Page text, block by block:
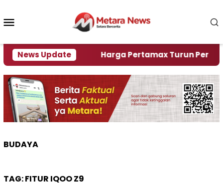
konten
News Update
Krisi Air Harga Pertamax Turun Per Hari
BUDAYA
TAG:FITUR IQOO Z9